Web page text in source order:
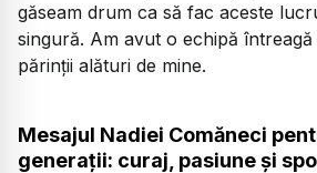
găseam drum ca să fac aceste
singură. Am avut o echipă
părinții alături de mine.
Mesajul Nadiei Comăneci
generații: curaj, pasiune și